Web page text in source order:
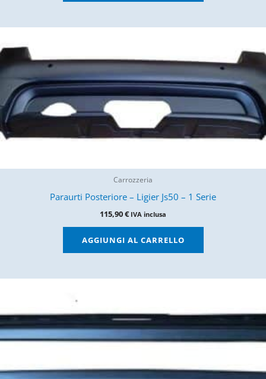
Carrozzeria
Paraurti Posteriore – Ligier Js50 – 1 Serie
115,90€ IVA inclusa
AGGIUNGI AL CARRELLO